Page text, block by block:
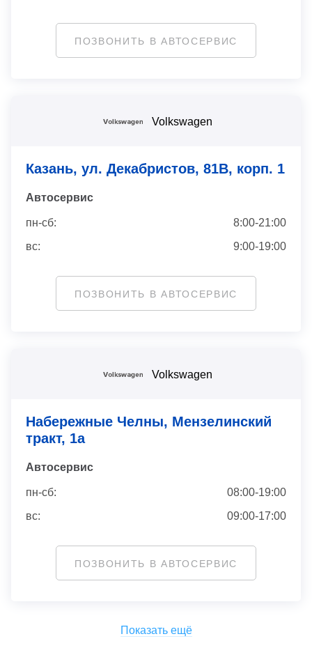
ПОЗВОНИТЬ В АВТОСЕРВИС
Volkswagen
Казань, ул. Декабристов, 81В, корп. 1
Автосервис
пн-сб:
8:00-21:00
вс:
9:00-19:00
ПОЗВОНИТЬ В АВТОСЕРВИС
Volkswagen
Набережные Челны, Мензелинский
тракт, 1а
Автосервис
пн-сб:
08:00-19:00
вс:
09:00-17:00
ПОЗВОНИТЬ В АВТОСЕРВИС
Показать ещё